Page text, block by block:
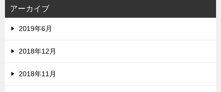
アーカイブ
2019年6月
2018年12月
2018年11月